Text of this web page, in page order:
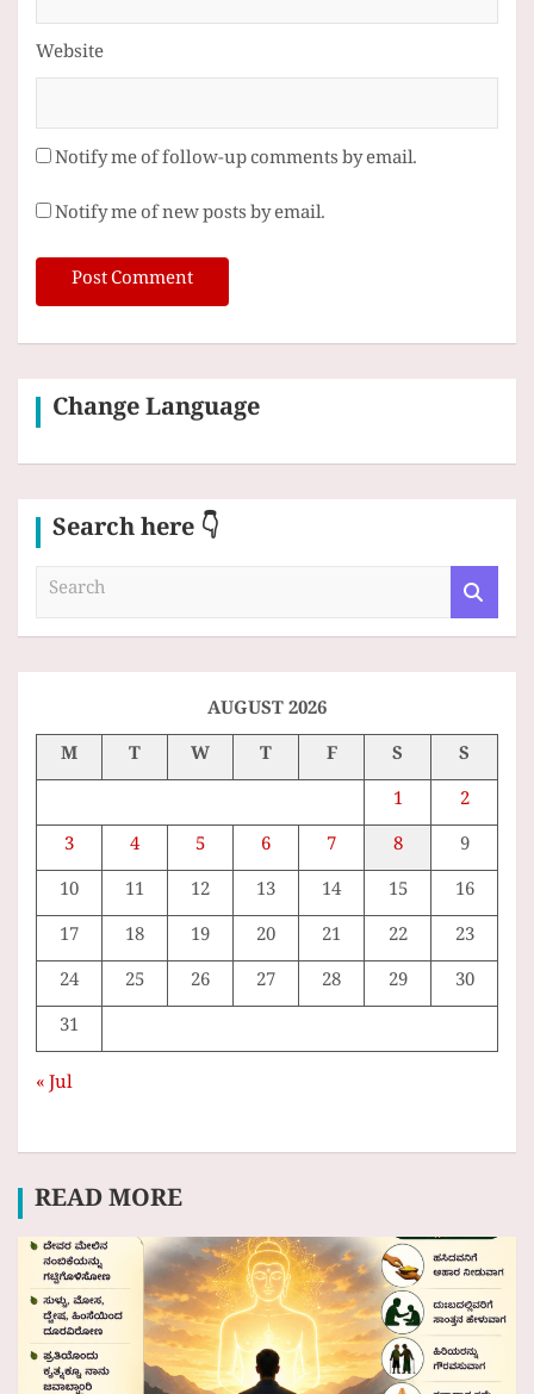
Website
Notify me of follow-up comments by email.
Notify me of new posts by email.
Change Language
Search here 👇
a
AUGUST 2026
M
T W T F S
S
1
2
3
4 5 6 7 8
9
10
11 12 13 14 15
16
17
18 19 20 21 22
23
24
25 26 27 28 29
30
31
« Jul
READ MORE